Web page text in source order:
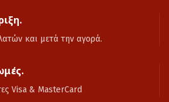
και μετά την αγορά.
Visa & MasterCard